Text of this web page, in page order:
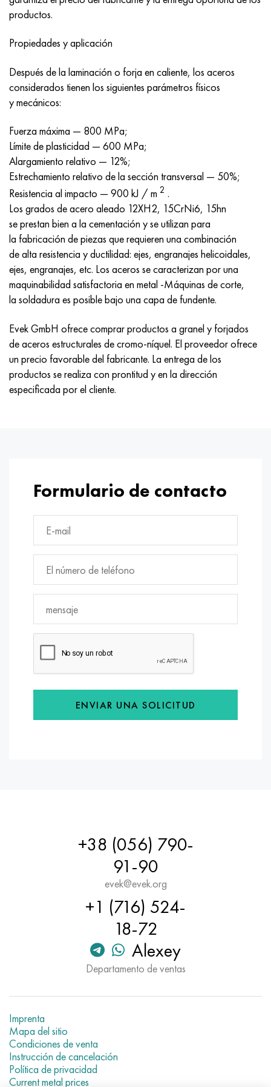
productos.
Propiedades y aplicación
Después de la laminación o forja en caliente, los aceros
considerados tienen los siguientes parámetros físicos
y mecánicos:
Fuerza máxima — 800 MPa;
Límite de plasticidad — 600 MPa;
Alargamiento relativo — 12%;
Estrechamiento relativo de la sección transversal — 50%;
Resistencia al impacto — 900 kJ / m 2 .
Los grados de acero aleado 12ХН2, 15CrNi6, 15hn
se prestan bien a la cementación y se utilizan para
la fabricación de piezas que requieren una combinación
de alta resistencia y ductilidad: ejes, engranajes helicoidales,
ejes, engranajes, etc. Los aceros se caracterizan por una
maquinabilidad satisfactoria en metal -Máquinas de corte,
la soldadura es posible bajo una capa de fundente.
Evek GmbH ofrece comprar productos a granel y forjados
de aceros estructurales de cromo-níquel. El proveedor ofrece
un precio favorable del fabricante. La entrega de los
productos se realiza con prontitud y en la dirección
especificada por el cliente.
Formulario de contacto
ENVIAR UNA SOLICITUD
+38 (056) 790-
91-90
evek@evek.org
+1 (716) 524-
18-72
Alexey
Departamento de ventas
Imprenta
Mapa del sitio
Condiciones de venta
Instrucción de cancelación
Política de privacidad
Current metal prices
Nimónico 90
Nimónico 263
Haynes 25
Haynes 188
Haynes 230
Hastelloy b2
Hastelloy b3
hastelloy c4
hastelloy c22
Hastelloy C-276
Hastelloy C2000
Hastelloy 3
Hastelloy x
tubo de precisión
H70MFV
AM-350 - ams 5548
AM-355 - ams 5547
Custom 450® - uns S45000
Ascoloy griego 418
Tubería resistente a la corrosión
45Х14Н14В2М
50X14MF
65X13
90X18MF
95X18
ac35g2, 36smnpb14, 1.0765
38x2n2ma, 34CrNiMo6, 40NiCrMo7
40hn2ma, 34CrNiMo4, 36hnm
38hs, 37hs
38XA, 37Cr4, AISI 5135
38HN3MFA, 35nicrmov12-5
40G, 40Mn4, AISI 1035
38XM, 42CrMo4, AISI 1.7225
40ХН, 36NiCr6, AISI 3135
40XFA, 1.7223, AISI 4142
45X, 45h, 1.7035
45HN2MFA, k2425, 45hnmf
A40G, 44smn28, 1.0762, 46s20